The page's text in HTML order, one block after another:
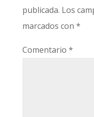
publicada. Los
marcados con *
Comentario *